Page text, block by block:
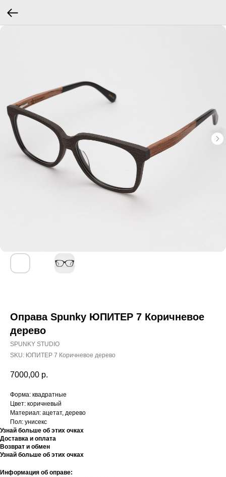
Оправа Spunky ЮПИТЕР 7 Коричневое
дерево
SPUNKY STUDIO
SKU: ЮПИТЕР 7 Коричневое дерево
7000,00 р.
Форма: квадратные
Цвет: коричневый
Материал: ацетат, дерево
Пол: унисекс
Узнай больше об этих очках
Доставка и оплата
Возврат и обмен
Узнай больше об этих очках
Информация об оправе: